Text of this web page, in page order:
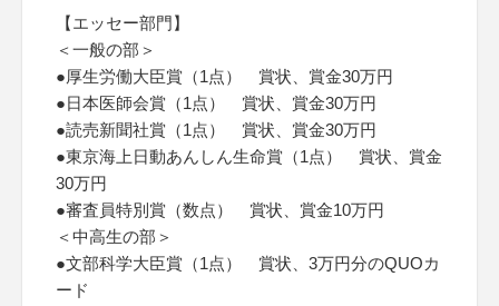
【エッセー部門】
＜一般の部＞
●厚生労働大臣賞（1点） 賞状、賞金30万円
●日本医師会賞（1点） 賞状、賞金30万円
●読売新聞社賞（1点） 賞状、賞金30万円
●東京海上日動あんしん生命賞（1点） 賞状、賞金
30万円
●審査員特別賞（数点） 賞状、賞金10万円
＜中高生の部＞
●文部科学大臣賞（1点） 賞状、3万円分のQUOカ
ード